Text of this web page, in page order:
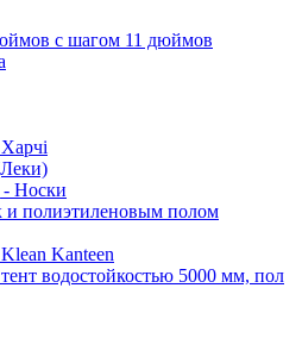
с шагом 11 дюймов
- Носки
и полиэтиленовым полом
Kanteen
водостойкостью 5000 мм, пол